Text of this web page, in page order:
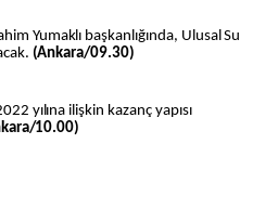
Yumaklı başkanlığında, Ulusal Su
(Ankara/09.30)
yılına ilişkin kazanç yapısı
10.00)